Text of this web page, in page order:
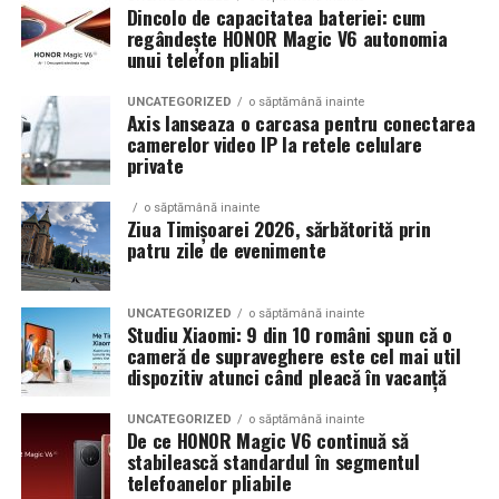
Bucuresti, FABIZ, Bucharest Business School, biciclop,
syoss, InterContinental Athénée Palace, Secom.
pretul de 513 lei. De asemenea, pot fi achizitionate
bilete de o zi la pretul de 351 lei pentru vineri si
sambata, respectiv 426.6 lei pentru duminica.
Intr-un peisaj in care festivalurile se schimba constant,
Summer Well si-a pastrat identitatea: un eveniment
construit in jurul curiozitatii, al comunitatilor creative si
al experientelor care merg dincolo de muzica.
Editia aniversara marcheaza 15 ani in care festivalul a
devenit unul dintre cele mai importante repere ale verii,
un loc unde cultura pop, estetica contemporana si
muzica se intalnesc firesc.
In luna august, Domeniul Stirbey Voda devine din nou
locul in care soundtrack-ul verii se asculta, dar mai ales
se traieste.
Programul complet si detaliile logistice sunt disponibile
pe site-ul oficialwww.summerwell.rosi pe pagina de
Instagram a festivalului @summerwellfest.
Dincolo de capacitatea bateriei: cum
regândește HONOR Magic V6 autonomia
unui telefon pliabil
UNCATEGORIZED o săptămână inainte
Axis lanseaza o carcasa pentru conectarea
camerelor video IP la retele celulare
private
o săptămână inainte
Ziua Timișoarei 2026, sărbătorită prin
patru zile de evenimente
UNCATEGORIZED o săptămână inainte
Studiu Xiaomi: 9 din 10 români spun că o
cameră de supraveghere este cel mai util
dispozitiv atunci când pleacă în vacanță
UNCATEGORIZED o săptămână inainte
De ce HONOR Magic V6 continuă să
stabilească standardul în segmentul
telefoanelor pliabile